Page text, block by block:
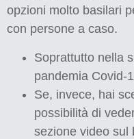
opzioni molto basilari
con persone a caso.
Soprattutto nella
pandemia Covid-
Se, invece, hai
possibilità di
sezione video sul